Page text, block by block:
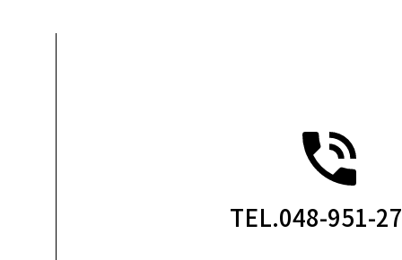
TEL.048-951-